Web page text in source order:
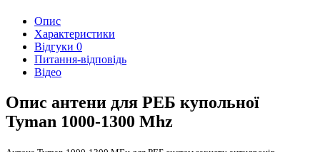
Опис
Характеристики
Відгуки 0
Питання-відповідь
Відео
Опис антени для РЕБ купольної
Tyman 1000-1300 Mhz